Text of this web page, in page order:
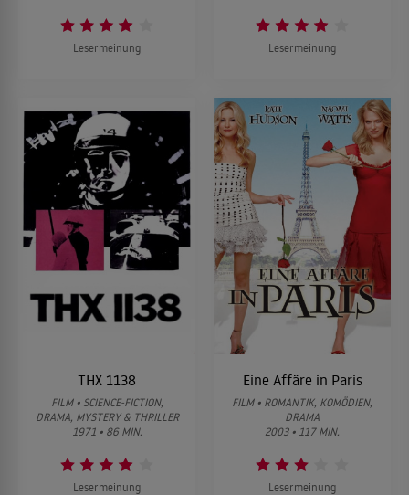
Lesermeinung Lesermeinung
THX 1138
FILM • SCIENCE-FICTION,
DRAMA, MYSTERY & THRILLER
1971 • 86 MIN.
Lesermeinung
Eine Affäre in Paris
FILM • ROMANTIK, KOMÖDIEN,
DRAMA
2003 • 117 MIN.
Lesermeinung